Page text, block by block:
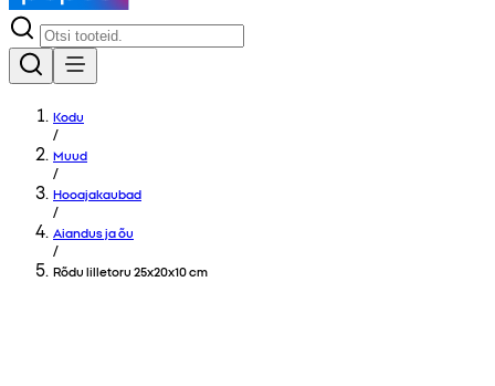
Kodu
/
Muud
/
Hooajakaubad
/
Aiandus ja õu
/
Rõdu lilletoru 25x20x10 cm